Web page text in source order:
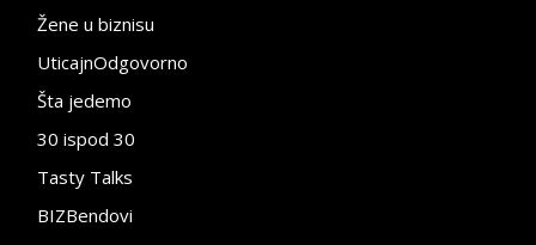
Žene u biznisu
UticajnOdgovorno
Šta jedemo
30 ispod 30
Tasty Talks
BIZBendovi